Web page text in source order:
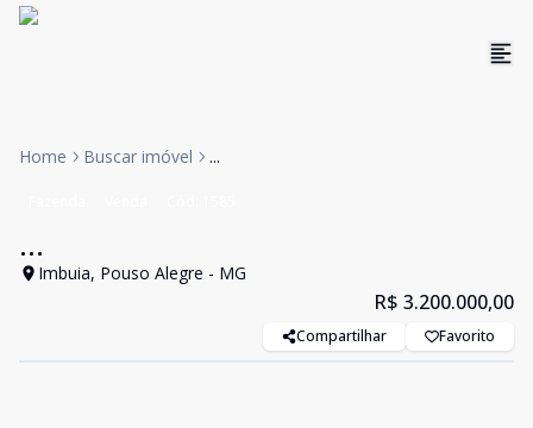
Home Buscar imóvel ...
...
Imbuia, Pouso Alegre - MG
R$ 3.200.000,00
Compartilhar Favorito